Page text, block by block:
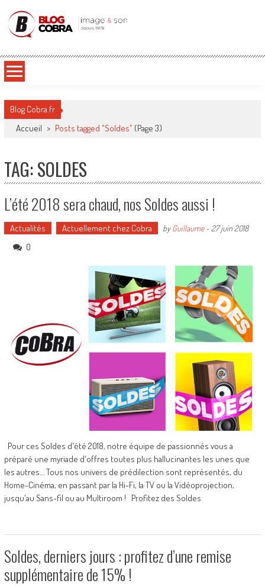
Blog Cobra
Blog Cobra.fr
Accueil > Posts tagged "Soldes" (Page 3)
TAG: SOLDES
L’été 2018 sera chaud, nos Soldes aussi !
Actualités Actuellement chez Cobra byGuillaume- 27 juin 2018
0
Pour ces Soldes d'été 2018, notre équipe de passionnés vous a
préparé une myriade d'offres toutes plus hallucinantes les unes que
les autres… Tous nos univers de prédilection sont représentés, du
Home-Cinéma, en passant par la Hi-Fi, la TV ou la Vidéoprojection,
jusqu'au Sans-fil ou au Multiroom ! Profitez des Soldes
Soldes, derniers jours : profitez d’une remise
supplémentaire de 15% !